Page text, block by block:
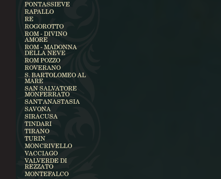
PONTASSIEVE
RAPALLO
RE
ROGOROTTO
ROM - DIVINO
AMORE
ROM - MADONNA
DELLA NEVE
ROM POZZO
ROVERANO
S. BARTOLOMEO AL
MARE
SAN SALVATORE
MONFERRATO
SANT'ANASTASIA
SAVONA
SIRACUSA
TINDARI
TIRANO
TURIN
MONCRIVELLO
VACCIAGO
VALVERDE DI
REZZATO
MONTEFALCO